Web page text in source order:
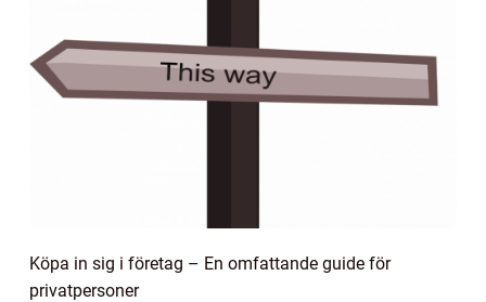
Köpa in sig i företag – En omfattande guide för
privatpersoner